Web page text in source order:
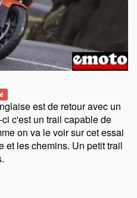
est de retour avec un
c'est un trail capable de
on va le voir sur cet essai
et les chemins. Un petit trail